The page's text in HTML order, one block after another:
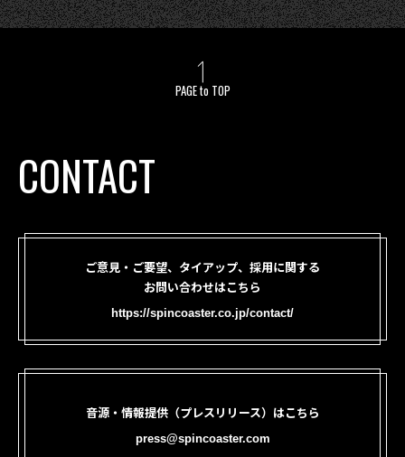
PAGE to TOP
CONTACT
ご意見・ご要望、タイアップ、採用に関する
お問い合わせはこちら
https://spincoaster.co.jp/contact/
音源・情報提供（プレスリリース）はこちら
press@spincoaster.com